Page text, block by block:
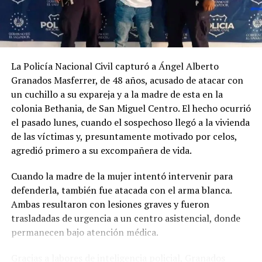
velocidad inadecuada.
La Policía Nacional Civil capturó a Ángel Alberto
Granados Masferrer, de 48 años, acusado de atacar con
un cuchillo a su expareja y a la madre de esta en la
colonia Bethania, de San Miguel Centro. El hecho ocurrió
el pasado lunes, cuando el sospechoso llegó a la vivienda
de las víctimas y, presuntamente motivado por celos,
agredió primero a su excompañera de vida.
Cuando la madre de la mujer intentó intervenir para
defenderla, también fue atacada con el arma blanca.
Ambas resultaron con lesiones graves y fueron
trasladadas de urgencia a un centro asistencial, donde
permanecen bajo atención médica.